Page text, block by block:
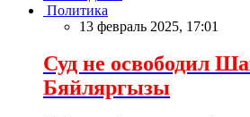
Политика
13 февраль 2025, 17:01
Суд не освободил
Бяйляргызы